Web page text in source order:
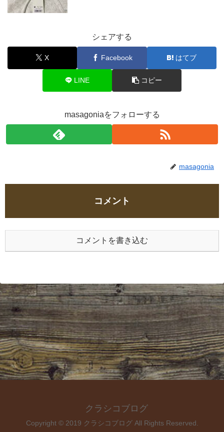
シェアする
X Facebook はてブ
LINE コピー
masagoniaをフォローする
masagonia
コメント
コメントを書き込む
クラシコブログ
Copyright © 2019 クラシコブログ All Rights Reserved.